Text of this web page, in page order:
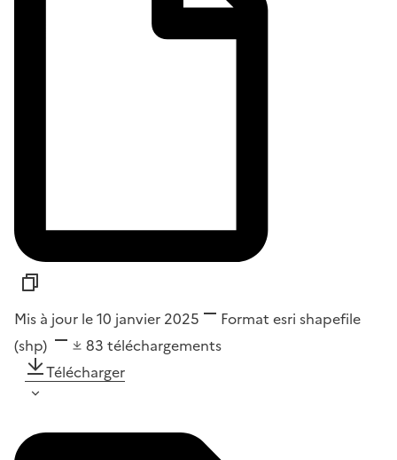
Mis à jour le 10 janvier 2025 Format esri shapefile
(shp)
83 téléchargements
Télécharger